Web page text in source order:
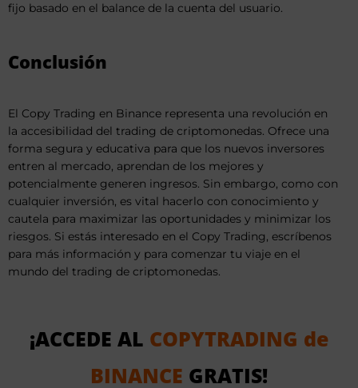
fijo basado en el balance de la cuenta del usuario.
Conclusión
El Copy Trading en Binance representa una revolución en
la accesibilidad del trading de criptomonedas. Ofrece una
forma segura y educativa para que los nuevos inversores
entren al mercado, aprendan de los mejores y
potencialmente generen ingresos. Sin embargo, como con
cualquier inversión, es vital hacerlo con conocimiento y
cautela para maximizar las oportunidades y minimizar los
riesgos. Si estás interesado en el Copy Trading, escríbenos
para más información y para comenzar tu viaje en el
mundo del trading de criptomonedas.
¡ACCEDE AL COPYTRADING de
BINANCE GRATIS!